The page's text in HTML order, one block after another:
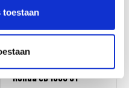
toestaan
HondaCB 1000 GT